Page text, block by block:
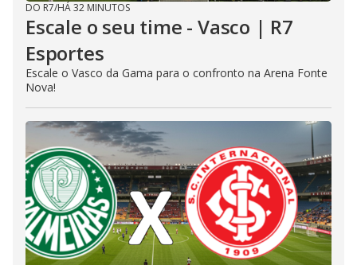
DO R7/HÁ 32 MINUTOS
Escale o seu time - Vasco | R7
Esportes
Escale o Vasco da Gama para o confronto na Arena Fonte
Nova!